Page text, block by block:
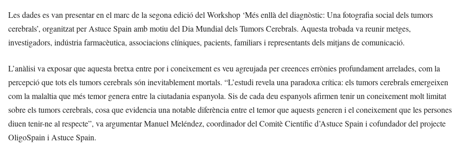
Les dades es van presentar en el marc de la segona edició del Workshop ‘Més enllà del diagnòstic: Una fotografia social dels tumors
cerebrals’, organitzat per Astuce Spain amb motiu del Dia Mundial dels Tumors Cerebrals. Aquesta trobada va reunir metges,
investigadors, indústria farmacèutica, associacions clíniques, pacients, familiars i representants dels mitjans de comunicació.
L’anàlisi va exposar que aquesta bretxa entre por i coneixement es veu agreujada per creences errònies profundament arrelades, com la
percepció que tots els tumors cerebrals són inevitablement mortals. “L’estudi revela una paradoxa crítica: els tumors cerebrals emergeixen
com la malaltia que més temor genera entre la ciutadania espanyola. Sis de cada deu espanyols afirmen tenir un coneixement molt limitat
sobre els tumors cerebrals, cosa que evidencia una notable diferència entre el temor que aquests generen i el coneixement que les persones
diuen tenir-ne al respecte”, va argumentar Manuel Meléndez, coordinador del Comitè Científic d’Astuce Spain i cofundador del projecte
OligoSpain i Astuce Spain.